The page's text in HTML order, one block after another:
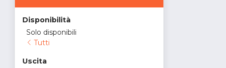
Disponibilità
Solo disponibili
Tutti
Uscita